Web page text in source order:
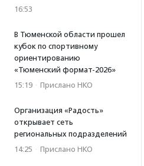
16:53
В Тюменской области прошел
кубок по спортивному
ориентированию
«Тюменский формат-2026»
15:19 · Прислано НКО
Организация «Радость»
открывает сеть
региональных подразделений
14:25 · Прислано НКО